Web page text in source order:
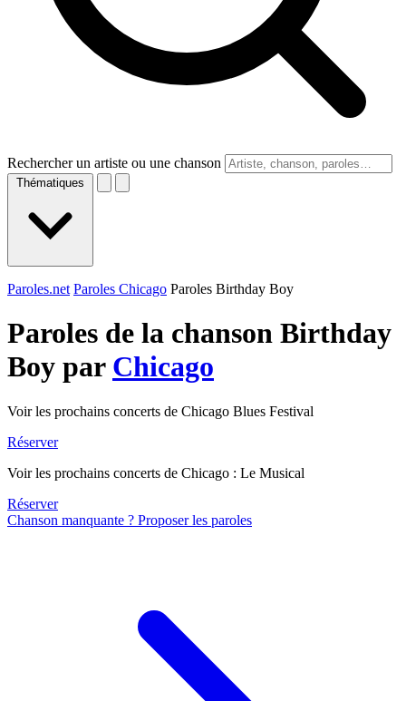
Rechercher un artiste ou une chanson
Thématiques
Paroles.net Paroles Chicago Paroles Birthday Boy
Paroles de la chanson Birthday
Boy par Chicago
Voir les prochains concerts de Chicago Blues Festival
Réserver
Voir les prochains concerts de Chicago : Le Musical
Réserver
Chanson manquante ? Proposer les paroles